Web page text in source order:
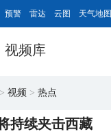
预警 雷达 云图 天气地图
视频库
> 视频 > 热点
持续夹击西藏